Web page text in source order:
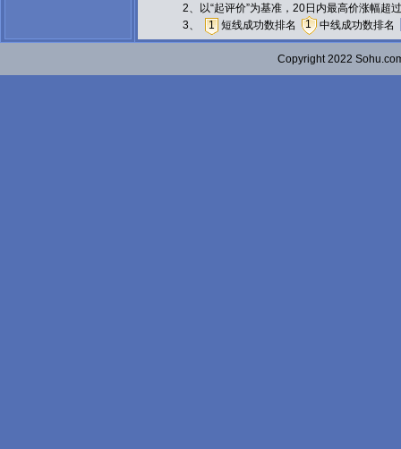
2、以“起评价”为基准，20日内最高价涨幅
3、
1 短线成功数排名 1 中线成功数排名
Copyright 2022